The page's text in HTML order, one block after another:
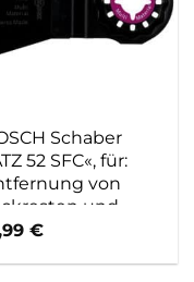
Schaber
52 SFC«, für:
von
und
–
€